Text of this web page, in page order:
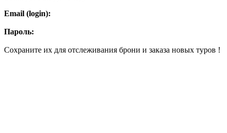
Email (login):
Пароль:
Сохраните их для отслеживания брони и заказа новых туров !